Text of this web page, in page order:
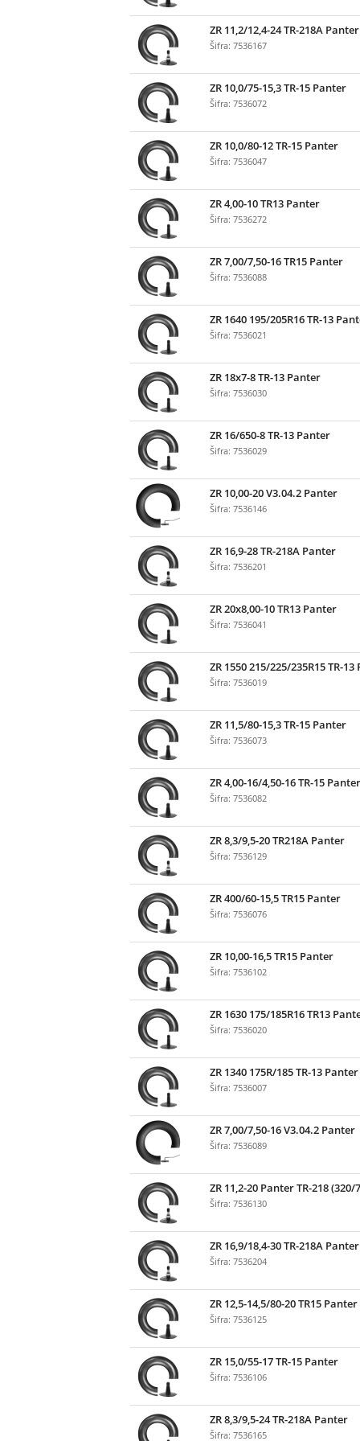
ZR 11,2/12,4-24 TR-218A Panter
Šifra: 7536167
ZR 10,0/75-15,3 TR-15 Panter
Šifra: 7536072
ZR 10,0/80-12 TR-15 Panter
Šifra: 7536047
ZR 4,00-10 TR13 Panter
Šifra: 7536272
ZR 7,00/7,50-16 TR15 Panter
Šifra: 7536088
ZR 1640 195/205R16 TR-13
Šifra: 7536021
ZR 18x7-8 TR-13 Panter
Šifra: 7536030
ZR 16/650-8 TR-13 Panter
Šifra: 7536029
ZR 10,00-20 V3.04.2 Panter
Šifra: 7536146
ZR 16,9-28 TR-218A Panter
Šifra: 7536201
ZR 20x8,00-10 TR13 Panter
Šifra: 7536041
ZR 1550 215/225/235R15 TR-
Šifra: 7536019
ZR 11,5/80-15,3 TR-15 Panter
Šifra: 7536073
ZR 4,00-16/4,50-16 TR-15 Panter
Šifra: 7536082
ZR 8,3/9,5-20 TR218A Panter
Šifra: 7536129
ZR 400/60-15,5 TR15 Panter
Šifra: 7536076
ZR 10,00-16,5 TR15 Panter
Šifra: 7536102
ZR 1630 175/185R16 TR13
Šifra: 7536020
ZR 1340 175R/185 TR-13 Panter
Šifra: 7536007
ZR 7,00/7,50-16 V3.04.2 Panter
Šifra: 7536089
ZR 11,2-20 Panter TR-218 (320/
Šifra: 7536130
ZR 16,9/18,4-30 TR-218A Panter
Šifra: 7536204
ZR 12,5-14,5/80-20 TR15 Panter
Šifra: 7536125
ZR 15,0/55-17 TR-15 Panter
Šifra: 7536106
ZR 8,3/9,5-24 TR-218A Panter
Šifra: 7536165